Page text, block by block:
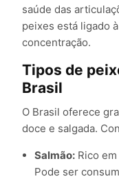
saúde das
peixes está ligado
concentração.
Tipos de
Brasil
O Brasil oferece
doce e salgada.
Salmão: Rico
Pode ser